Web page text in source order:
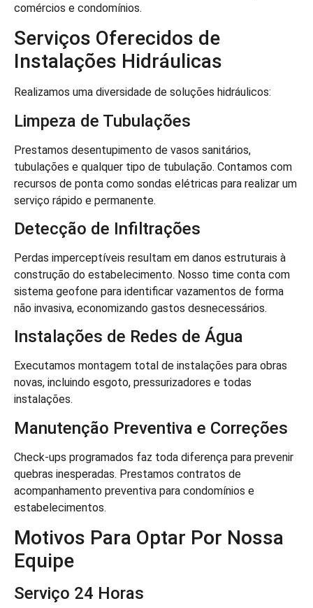
comércios e condomínios.
Serviços Oferecidos de
Instalações Hidráulicas
Realizamos uma diversidade de soluções hidráulicos:
Limpeza de Tubulações
Prestamos desentupimento de vasos sanitários,
tubulações e qualquer tipo de tubulação. Contamos com
recursos de ponta como sondas elétricas para realizar um
serviço rápido e permanente.
Detecção de Infiltrações
Perdas imperceptíveis resultam em danos estruturais à
construção do estabelecimento. Nosso time conta com
sistema geofone para identificar vazamentos de forma
não invasiva, economizando gastos desnecessários.
Instalações de Redes de Água
Executamos montagem total de instalações para obras
novas, incluindo esgoto, pressurizadores e todas
instalações.
Manutenção Preventiva e Correções
Check-ups programados faz toda diferença para prevenir
quebras inesperadas. Prestamos contratos de
acompanhamento preventiva para condomínios e
estabelecimentos.
Motivos Para Optar Por Nossa
Equipe
Serviço 24 Horas